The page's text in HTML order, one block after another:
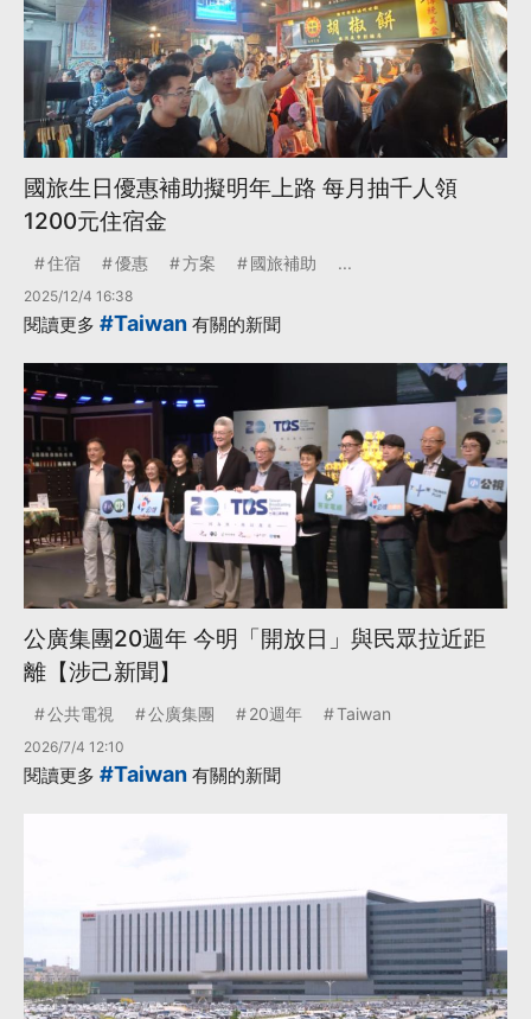
國旅生日優惠補助擬明年上路 每月抽千人領
1200元住宿金
住宿 優惠 方案 國旅補助 ...
2025/12/4 16:38
閱讀更多 #Taiwan 有關的新聞
公廣集團20週年 今明「開放日」與民眾拉近距
離【涉己新聞】
公共電視 公廣集團 20週年 Taiwan
2026/7/4 12:10
閱讀更多 #Taiwan 有關的新聞